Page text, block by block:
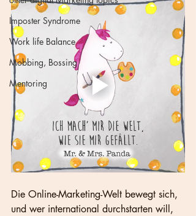
Imposter Syndrome
Work life Balance
Mobbing, Bossing
Mentoring
Die Online-Marketing-Welt bewegt sich,
und wer international durchstarten will,